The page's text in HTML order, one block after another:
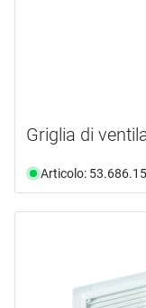
Griglia di
Articolo: 53.686.15